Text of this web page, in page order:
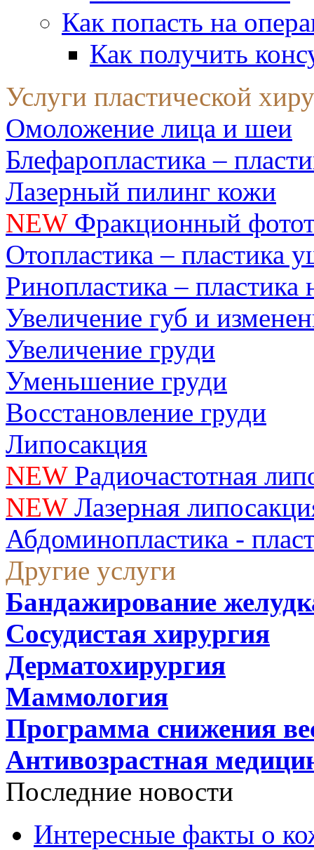
Как попасть на
Как получить
Услуги пластической
Омоложение лица и шеи
Блефаропластика –
Лазерный пилинг кожи
NEWФракционный
Отопластика – пластика
Ринопластика – пластика
Увеличение губ и
Увеличение груди
Уменьшение груди
Восстановление груди
Липосакция
NEWРадиочастотная
NEWЛазерная
Абдоминопластика -
Другие услуги
Бандажирование
Сосудистая хирургия
Дерматохирургия
Маммология
Программа снижения
Антивозрастная
Последние новости
Интересные факты о